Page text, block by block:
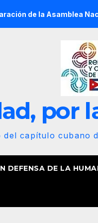
Nacional del
por
del capítulo cubano
DEFENSA DE LA